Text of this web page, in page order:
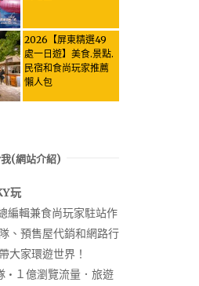
Let the guide take
you through it all!
2026【屏東精選49
處一日遊】美食.景點.
民宿和食尚玩家推薦
懶人包
(網站介紹)
玩
編輯兼食尚玩家駐站作
、預售屋代銷和網路行
大家環遊世界！
• １億瀏覽流量．旅遊